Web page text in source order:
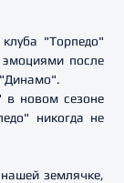
"Торпедо"
после
"Динамо".
в новом сезоне
никогда не
землячке,